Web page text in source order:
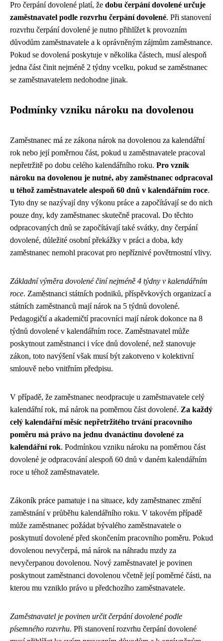
Pro čerpání dovolené platí, že dobu čerpání dovolené určuje
zaměstnavatel podle rozvrhu čerpání dovolené. Při stanovení
rozvrhu čerpání dovolené je nutno přihlížet k provozním
důvodům zaměstnavatele a k oprávněným zájmům zaměstnance.
Pokud se dovolená poskytuje v několika částech, musí alespoň
jedna část činit nejméně 2 týdny vcelku, pokud se zaměstnanec
se zaměstnavatelem nedohodne jinak.
Podmínky vzniku nároku na dovolenou
Zaměstnanec má ze zákona nárok na dovolenou za kalendářní
rok nebo její poměrnou část, pokud u zaměstnavatele pracoval
nepřetržitě po dobu celého kalendářního roku. Pro vznik
nároku na dovolenou je nutné, aby zaměstnanec odpracoval
u téhož zaměstnavatele alespoň 60 dnů v kalendářním roce.
Tyto dny se nazývají dny výkonu práce a započítávají se do nich
pouze dny, kdy zaměstnanec skutečně pracoval. Do těchto
odpracovaných dnů se započítávají také svátky, dny čerpání
dovolené, důležité osobní překážky v práci a doba, kdy
zaměstnanec nemohl pracovat pro nepříznivé povětrnostní vlivy.
Základní výměra dovolené činí nejméně 4 týdny v kalendářním
roce. Zaměstnanci státních podniků, příspěvkových organizací a
státních zaměstnanců mají nárok na 5 týdnů dovolené.
Pedagogičtí a akademičtí pracovníci mají nárok dokonce na 8
týdnů dovolené v kalendářním roce. Zaměstnavatel může
poskytnout zaměstnanci i více dnů dovolené, než stanovuje
zákon, toto navýšení však musí být zakotveno v kolektivní
smlouvě nebo vnitřním předpisu.
V případě, že zaměstnanec neodpracuje u zaměstnavatele celý
kalendářní rok, má nárok na poměrnou část dovolené. Za každý
celý kalendářní měsíc nepřetržitého trvání pracovního
poměru má právo na jednu dvanáctinu dovolené za
kalendářní rok. Podmínkou vzniku nároku na poměrnou část
dovolené je odpracování alespoň 60 dnů v daném kalendářním
roce u téhož zaměstnavatele.
Zákoník práce pamatuje i na situace, kdy zaměstnanec změní
zaměstnání v průběhu kalendářního roku. V takovém případě
může zaměstnanec požádat bývalého zaměstnavatele o
poskytnutí dovolené před skončením pracovního poměru. Pokud
dovolenou nevyčerpá, má nárok na náhradu mzdy za
nevyčerpanou dovolenou. Nový zaměstnavatel je povinen
poskytnout zaměstnanci dovolenou včetně její poměrné části, na
kterou mu vzniklo právo u předchozího zaměstnavatele.
Zaměstnavatel je povinen určit čerpání dovolené podle
písemného rozvrhu. Při stanovení rozvrhu čerpání dovolené